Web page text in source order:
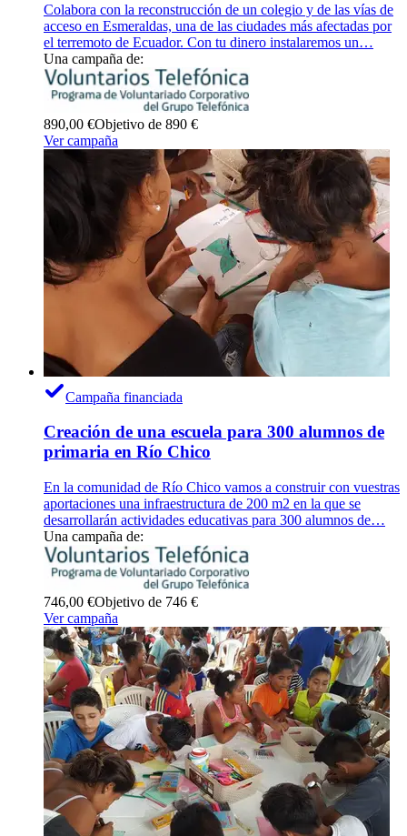
Colabora con la reconstrucción de un colegio y de las vías de
acceso en Esmeraldas, una de las ciudades más afectadas por
el terremoto de Ecuador. Con tu dinero instalaremos un…
Una campaña de:
890,00 €Objetivo de 890 €
Ver campaña
Campaña financiada
Creación de una escuela para 300 alumnos de
primaria en Río Chico
En la comunidad de Río Chico vamos a construir con vuestras
aportaciones una infraestructura de 200 m2 en la que se
desarrollarán actividades educativas para 300 alumnos de…
Una campaña de:
746,00 €Objetivo de 746 €
Ver campaña